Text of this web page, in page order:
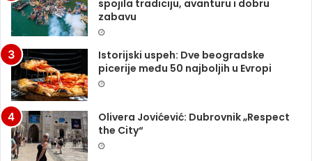
spojila tradiciju, avanturu i dobru
zabavu
Istorijski uspeh: Dve beogradske
picerije među 50 najboljih u Evropi
Olivera Jovićević: Dubrovnik „Respect
the City“